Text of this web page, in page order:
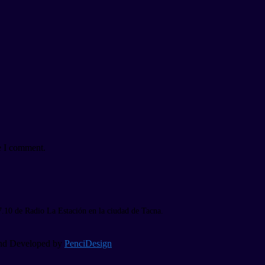
I comment.
de Radio La Estación en la ciudad de Tacna.
Developed by PenciDesign